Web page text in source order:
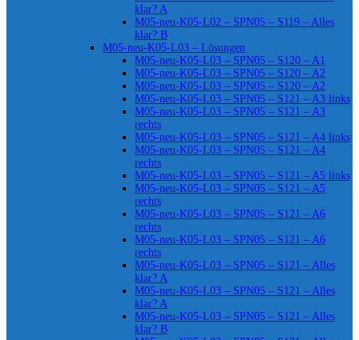
klar? A
M05-neu-K05-L02 – SPN05 – S119 – Alles
klar? B
M05-neu-K05-L03 – Lösungen
M05-neu-K05-L03 – SPN05 – S120 – A1
M05-neu-K05-L03 – SPN05 – S120 – A2
M05-neu-K05-L03 – SPN05 – S120 – A2
M05-neu-K05-L03 – SPN05 – S121 – A3 links
M05-neu-K05-L03 – SPN05 – S121 – A3
rechts
M05-neu-K05-L03 – SPN05 – S121 – A4 links
M05-neu-K05-L03 – SPN05 – S121 – A4
rechts
M05-neu-K05-L03 – SPN05 – S121 – A5 links
M05-neu-K05-L03 – SPN05 – S121 – A5
rechts
M05-neu-K05-L03 – SPN05 – S121 – A6
rechts
M05-neu-K05-L03 – SPN05 – S121 – A6
rechts
M05-neu-K05-L03 – SPN05 – S121 – Alles
klar? A
M05-neu-K05-L03 – SPN05 – S121 – Alles
klar? A
M05-neu-K05-L03 – SPN05 – S121 – Alles
klar? B